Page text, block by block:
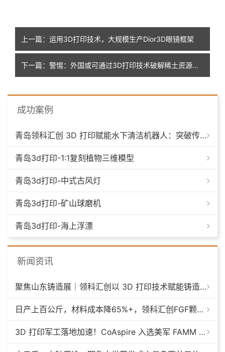
上一篇：运用3D打印技术，大规模生产Dior3D眼镜框架
下一篇：警惕：外国或可通过3D打印技术破解稀土资源困局？
成功案例
青岛领科汇创 3D 打印赋能水下清洁机器人：突破传统制造，深耕海洋智能装备新场景
青岛3d打印-1:1复刻植物三维模型
青岛3d打印-中式古风灯
青岛3d打印-矿山球磨机
青岛3d打印-海上浮漂
新闻资讯
聚焦山东铸造展｜领科汇创以 3D 打印技术赋能铸造模具革新
日产上百公斤，材料成本降65%+，领科汇创FGF颗粒料3D打印机
3D 打印军工落地加速！CoAspire 入选美军 FAMM 导弹项目，RAACM 巡航导弹依托增材制造推进量产